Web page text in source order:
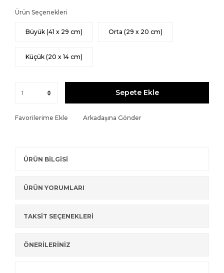
Ürün Seçenekleri
Büyük (41 x 29 cm) Orta (29 x 20 cm)
Küçük (20 x 14 cm)
Sepete Ekle
Favorilerime Ekle Arkadaşına Gönder
ÜRÜN BİLGİSİ
ÜRÜN YORUMLARI
TAKSİT SEÇENEKLERİ
ÖNERİLERİNİZ